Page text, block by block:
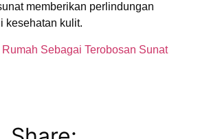
memberikan perlindungan
kesehatan kulit.
Sebagai Terobosan Sunat